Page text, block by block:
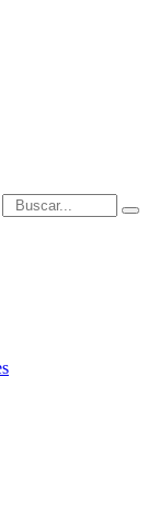
Introduce términos de